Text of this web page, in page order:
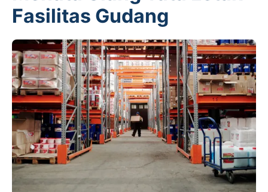
Fasilitas Gudang